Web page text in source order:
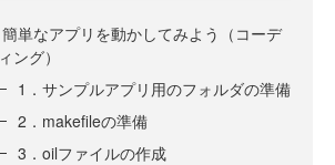
簡単なアプリを動かしてみよう（コーデ
ィング）
1．サンプルアプリ用のフォルダの準備
2．makefileの準備
3．oilファイルの作成